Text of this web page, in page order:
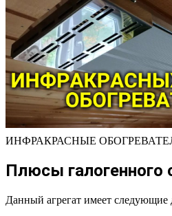
ИНФРАКРАСНЫЕ
Плюсы галогенного
Данный агрегат имеет следующие